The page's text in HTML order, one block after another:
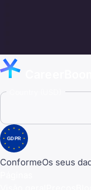
GDPR
ConformeOs seus